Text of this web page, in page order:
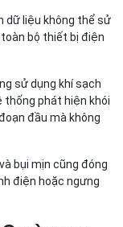
liệu không thể sử
bộ thiết bị điện
phát hiện khói
đầu mà không
điện hoặc ngưng
và quy